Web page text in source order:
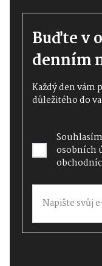
Buďte v
denním
Každý den vám
důležitého do
osobních